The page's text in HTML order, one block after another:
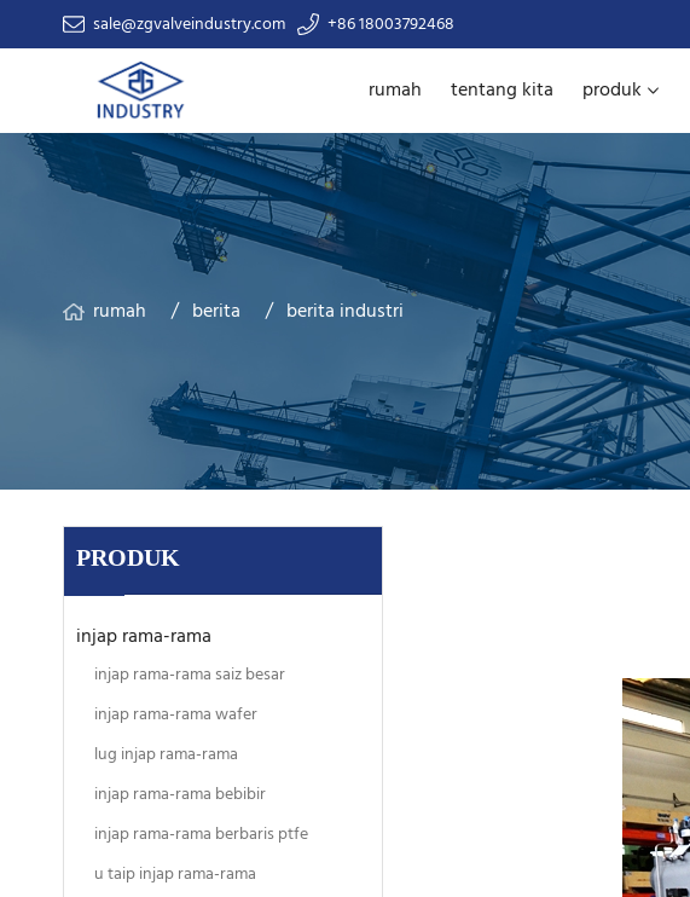
sale@zgvalveindustry.com +86 18003792468
rumah tentang kita produk
rumah berita berita industri
PRODUK
injap rama-rama
injap rama-rama saiz besar
injap rama-rama wafer
lug injap rama-rama
injap rama-rama bebibir
injap rama-rama berbaris ptfe
u taip injap rama-rama